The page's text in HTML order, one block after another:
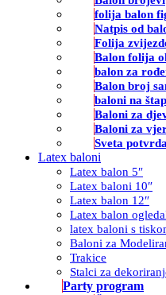
folija balon
Natpis od
Folija
Balon folija
balon za
Balon broj
baloni na
Baloni za
Baloni za
Sveta potvrda
Latex baloni
Latex balon 5″
Latex baloni 10″
Latex balon 12″
Latex balon
latex baloni s
Baloni za
Trakice
Stalci za
Party program